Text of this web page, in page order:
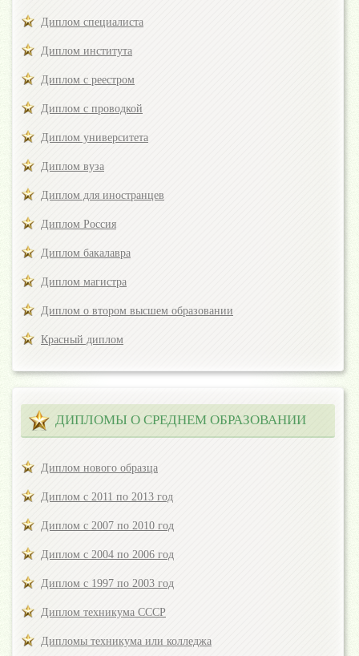
Диплом специалиста
Диплом института
Диплом с реестром
Диплом с проводкой
Диплом университета
Диплом вуза
Диплом для иностранцев
Диплом Россия
Диплом бакалавра
Диплом магистра
Диплом о втором высшем образовании
Красный диплом
ДИПЛОМЫ О СРЕДНЕМ ОБРАЗОВАНИИ
Диплом нового образца
Диплом с 2011 по 2013 год
Диплом с 2007 по 2010 год
Диплом с 2004 по 2006 год
Диплом с 1997 по 2003 год
Диплом техникума СССР
Дипломы техникума или колледжа